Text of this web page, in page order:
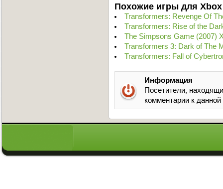
Похожие игры для Xbox
Transformers: Revenge Of
Transformers: Rise of the
The Simpsons Game (2007)
Transformers 3: Dark of The
Transformers: Fall of
Информация
Посетители,
комментарии к